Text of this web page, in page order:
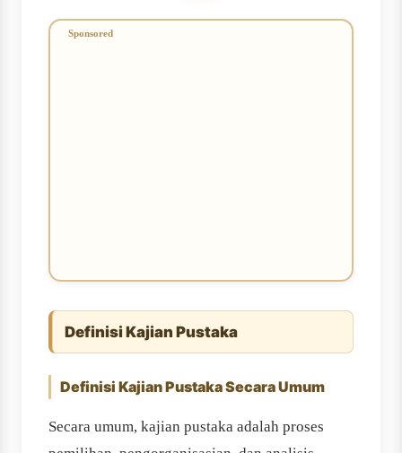
Definisi Kajian Pustaka
Definisi Kajian Pustaka Secara Umum
Secara umum, kajian pustaka adalah proses